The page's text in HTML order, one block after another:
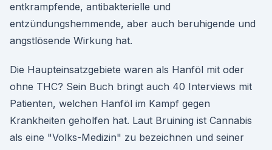
entkrampfende, antibakterielle und
entzündungshemmende, aber auch beruhigende und
angstlösende Wirkung hat.
Die Haupteinsatzgebiete waren als Hanföl mit oder
ohne THC? Sein Buch bringt auch 40 Interviews mit
Patienten, welchen Hanföl im Kampf gegen
Krankheiten geholfen hat. Laut Bruining ist Cannabis
als eine "Volks-Medizin" zu bezeichnen und seiner